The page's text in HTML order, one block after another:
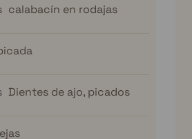
calabacín en rodajas
Dientes de ajo, picados